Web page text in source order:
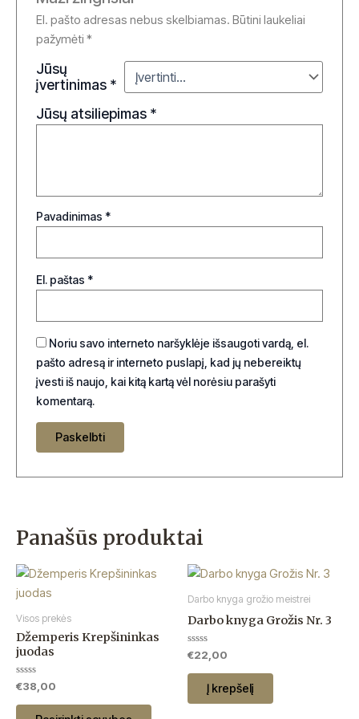
El. pašto adresas nebus skelbiamas. Būtini laukeliai
pažymėti*
Jūsų
įvertinimas *
Jūsų atsiliepimas *
Pavadinimas *
El. paštas *
Noriu savo interneto naršyklėje išsaugoti vardą, el.
pašto adresą ir interneto puslapį, kad jų nebereiktų
įvesti iš naujo, kai kitą kartą vėl norėsiu parašyti
komentarą.
Panašūs produktai
Visos prekės
Džemperis Krepšininkas
juodas
Įvertinimas:
iš
€38,00
This
product
variants.
may
Darbo knyga grožio meistrei
Darbo knyga Grožis Nr. 3
Įvertinimas:
iš
€22,00
Į krepšelį